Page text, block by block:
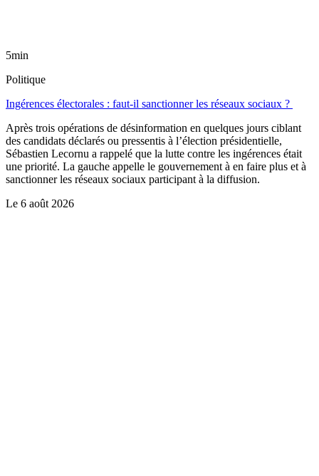
5min
Politique
Ingérences électorales : faut-il sanctionner les réseaux sociaux ?
Après trois opérations de désinformation en quelques jours ciblant
des candidats déclarés ou pressentis à l’élection présidentielle,
Sébastien Lecornu a rappelé que la lutte contre les ingérences était
une priorité. La gauche appelle le gouvernement à en faire plus et à
sanctionner les réseaux sociaux participant à la diffusion.
Le 6 août 2026